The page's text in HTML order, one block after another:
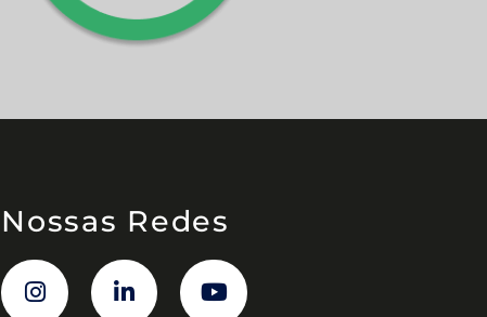
Nossas Redes